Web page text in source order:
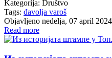
Kategorija: Društvo
Tags: đavolja varoš
Objavljeno nedelja, 07 april
Read more